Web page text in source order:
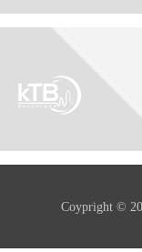
Coypright ©